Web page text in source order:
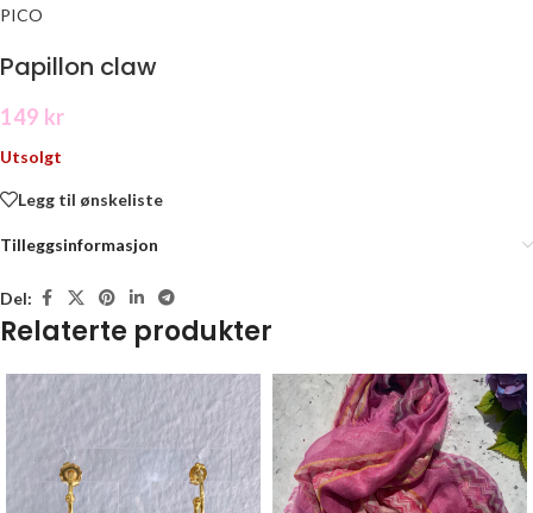
PICO
Papillon claw
149 kr
Utsolgt
Legg til ønskeliste
Tilleggsinformasjon
Del:
Relaterte produkter